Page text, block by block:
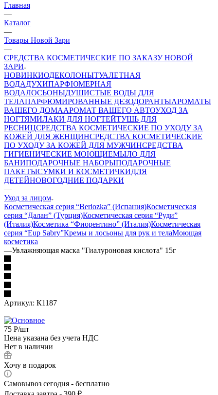
Главная
—
Каталог
—
Товары Новой Зари
—
СРЕДСТВА КОСМЕТИЧЕСКИЕ ПО ЗАКАЗУ НОВОЙ
ЗАРИ
НОВИНКИОДЕКОЛОНЫТУАЛЕТНАЯ
ВОДАДУХИПАРФЮМЕРНАЯ
ВОДАЛОСЬОНЫДУШИСТЫЕ ВОДЫ ДЛЯ
ТЕЛАПАРФЮМИРОВАННЫЕ ДЕЗОДОРАНТЫАРОМАТЫ
ВАШЕГО ДОМААРОМАТ ВАШЕГО АВТОУХОД ЗА
НОГТЯМИЛАКИ ДЛЯ НОГТЕЙТУШЬ ДЛЯ
РЕСНИЦСРЕДСТВА КОСМЕТИЧЕСКИЕ ПО УХОДУ ЗА
КОЖЕЙ ДЛЯ ЖЕНЩИНСРЕДСТВА КОСМЕТИЧЕСКИЕ
ПО УХОДУ ЗА КОЖЕЙ ДЛЯ МУЖЧИНСРЕДСТВА
ГИГИЕНИЧЕСКИЕ МОЮЩИЕМЫЛО ДЛЯ
БАНИПОДАРОЧНЫЕ НАБОРЫПОДАРОЧНЫЕ
ПАКЕТЫСУМКИ И КОСМЕТИЧКИДЛЯ
ДЕТЕЙНОВОГОДНИЕ ПОДАРКИ
—
Уход за лицом
Косметическая серия “Beriozka” (Испания)Косметическая
серия “Далан” (Турция)Косметическая серия “Руди”
(Италия)Косметика “Фиорентино” (Италия)Косметическая
серия “Eup Sabry”Кремы и лосьоны для рук и телаМоющая
косметика
—Увлажняющая маска "Гиалуроновая кислота" 15г
Артикул: К1187
75 Р/шт
Цена указана без учета НДС
Нет в наличии
Хочу в подарок
Самовывоз сегодня - бесплатно